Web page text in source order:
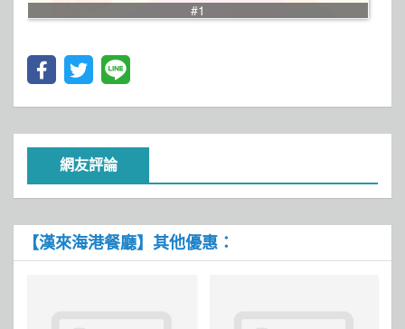
#1
網友評論
【漢來海港餐廳】其他優惠：